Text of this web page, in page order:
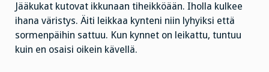
Jääkukat kutovat ikkunaan tiheikköään. Iholla kulkee
ihana väristys. Äiti leikkaa kynteni niin lyhyiksi että
sormenpäihin sattuu. Kun kynnet on leikattu, tuntuu
kuin en osaisi oikein kävellä.